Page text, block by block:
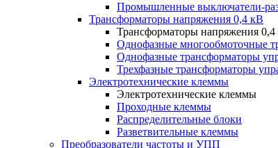
Промышленные выключатели-
Трансформаторы напряжения 0,4 кВ
Трансформаторы напряжения
Однофазные многообмоточные
Однофазные трансформаторы
Трехфазные трансформаторы
Электротехнические клеммы
Электротехнические клеммы
Проходные клеммы
Распределительные блоки
Разветвительные клеммы
Преобразователи частоты и УПП